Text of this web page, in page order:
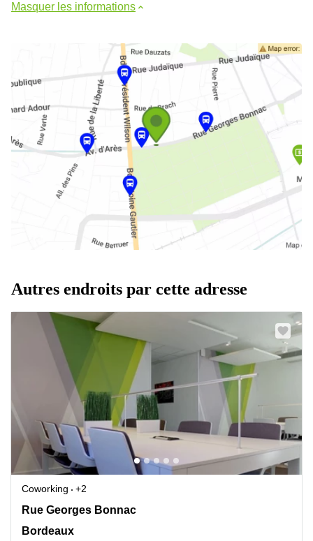
Masquer les informations
Autres endroits par cette adresse
Coworking
+2
335 Rue Georges Bonnac, Bordeaux
Rue Georges Bonnac
Bordeaux